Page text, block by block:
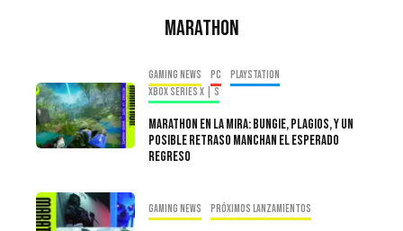
Marathon
Gaming news PC
PlayStation
Xbox Series X | S
Marathon En La Mira: Bungie, Plagios, y Un
Posible Retraso Manchan El Esperado
Regreso
Gaming news Próximos Lanzamientos